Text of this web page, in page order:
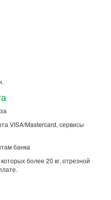
VISA/Mastercard, сервисы
банка
более 20 кг, отрезной